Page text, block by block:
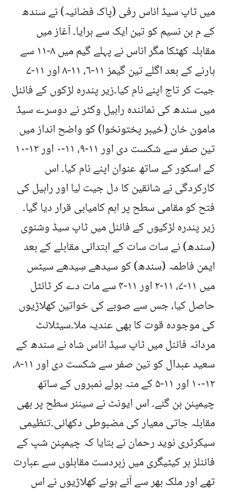
میں ٹاپ سیڈ اناس رفی (پاک فضائیہ) نے سندھ
کے م بن نسیم کو تین ایک سے ہرایا۔ آغاز میں
مقابلہ کھٹکا مگر اناس نے پہلے گیم میں ۸-۱۱ سے
ہارنے کے بعد اگلے تین گیمز ۱۱-۶، ۱۱-۸ اور ۱۱-۷
جیت کر تاج اپنے نام کیا۔زیر پندرہ لڑکوں کے فائنل
میں سندھ کی نمائندہ راہیل وکٹر نے دوسرے سیڈ
مامون خان (خیبر پختونخوا) کو واضح انداز میں
تین صفر سے شکست دی اور ۱۱-۹، ۱۱-۰ اور ۱۲-۱۰
کے اسکور کے ساتھ عنوان اپنے نام کیا۔ اس
کارکردگی نے شائقین کا دل جیت لیا اور راہیل کی
فتح کو مقامی سطح پر اہم کامیابی قرار دیا گیا۔
زیر پندرہ لڑکیوں کے فائنل میں ٹاپ سیڈ وشنوِی
(سندھ) نے سات سات کے ابتدائی مقابلے کے بعد
ایمن فاطمہ (سندھ) کو سیدھے سِیدھے سیٹس
میں ۱۱-۷، ۱۱-۲ اور ۱۱-۴ سے مات دے کر ٹائٹل
حاصل کیا، جس سے صوبے کی خواتین کھلاڑیوں
کی موجودہ قوت کا بھی عندیہ ملا۔سیٹلائٹ
مردانہ فائنل میں ٹاپ سیڈ اناس شاہ نے سندھ کے
سعید عبدال کو تین صفر سے شکست دی اور ۱۱-۸،
۱۲-۱۰ اور ۱۱-۵ کے منہ بولے نمبروں کے ساتھ
چیمپئن بن گئے۔ اس ایونٹ نے سینئر سطح پر بھی
مقابلہ جاتی معیار کی مضبوطی دکھائی۔تنظیمی
سیکرٹری نوید رحمان نے بتایا کہ چیمپئن شپ کے
فائنلز ہر کیٹیگری میں زبردست مقابلوں سے عبارت
تھے اور ملک بھر سے آئے ہوئے کھلاڑیوں نے اس